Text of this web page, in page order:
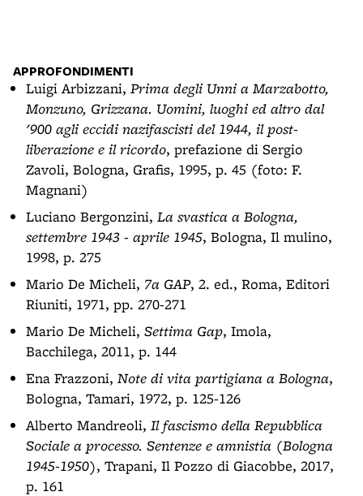
APPROFONDIMENTI
Luigi Arbizzani, Prima degli Unni a Marzabotto,
Monzuno, Grizzana. Uomini, luoghi ed altro dal
'900 agli eccidi nazifascisti del 1944, il post-
liberazione e il ricordo, prefazione di Sergio
Zavoli, Bologna, Grafis, 1995, p. 45 (foto: F.
Magnani)
Luciano Bergonzini, La svastica a Bologna,
settembre 1943 - aprile 1945, Bologna, Il mulino,
1998, p. 275
Mario De Micheli, 7a GAP, 2. ed., Roma, Editori
Riuniti, 1971, pp. 270-271
Mario De Micheli, Settima Gap, Imola,
Bacchilega, 2011, p. 144
Ena Frazzoni, Note di vita partigiana a Bologna,
Bologna, Tamari, 1972, p. 125-126
Alberto Mandreoli, Il fascismo della Repubblica
Sociale a processo. Sentenze e amnistia (Bologna
1945-1950), Trapani, Il Pozzo di Giacobbe, 2017,
p. 161